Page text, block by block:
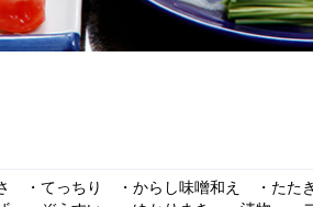
・てっちり ・からし味噌和え ・た